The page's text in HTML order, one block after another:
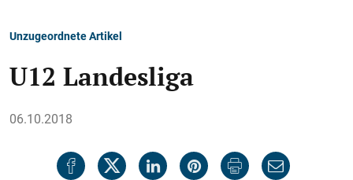
Unzugeordnete Artikel
U12 Landesliga
06.10.2018